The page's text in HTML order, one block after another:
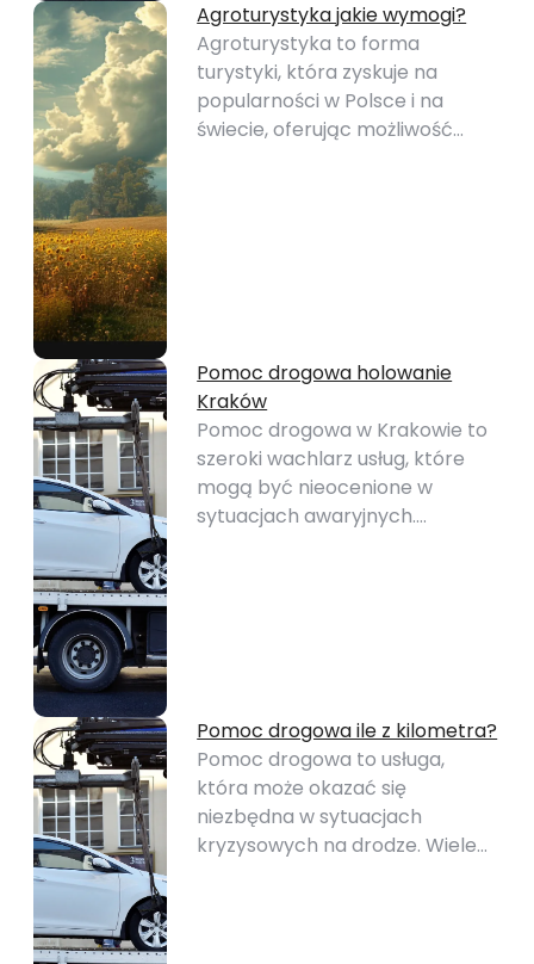
Agroturystyka jakie wymogi?
Agroturystyka to forma
turystyki, która zyskuje na
popularności w Polsce i na
świecie, oferując możliwość…
Pomoc drogowa holowanie
Kraków
Pomoc drogowa w Krakowie to
szeroki wachlarz usług, które
mogą być nieocenione w
sytuacjach awaryjnych.…
Pomoc drogowa ile z kilometra?
Pomoc drogowa to usługa,
która może okazać się
niezbędna w sytuacjach
kryzysowych na drodze. Wiele…